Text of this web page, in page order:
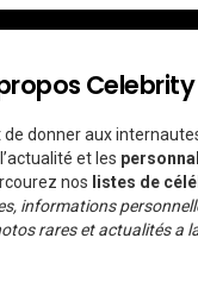
Celebrity
de donner aux
et les
nos listes de
informations
rares et actualités a